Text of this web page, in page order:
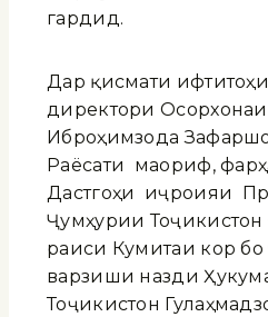
гардид.
Дар қисмати
директори
Иброҳимзода
Раёсати маориф,
Дастгоҳи иҷроияи
Ҷумҳурии
раиси Кумитаи кор бо
варзиши назди
Тоҷикистон